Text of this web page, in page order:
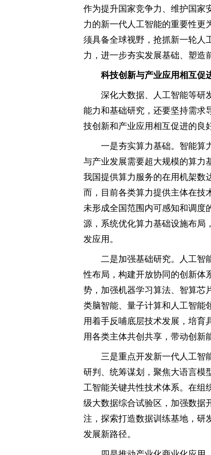
作为提升国家竞争力、维护国家
力的新一代人工智能的重要性更
须具备全球视野，抢抓新一轮人
力，进一步夯实发展基础、塑造
科技创新与产业应用相互促
深化大数据、人工智能等研
能力和基础研究，还要坚持需求
技创新和产业应用相互促进的良
一是夯实算力基础。智能算
与产业发展需要超大规模的算力
我国提供算力服务的在用机架数
而，目前各类算力提供主体在技
未形成全国范围内可感知和调度
源，系统优化算力基础设施布局
发应用。
二是加强基础研究。人工智
性布局，构建开放协同的创新体
势，加强机器学习算法、智算芯
类脑智能、量子计算和人工智能
用着手反哺底层技术发展，培育
用各类主体共创共享，带动创新
三是重点开发新一代人工智
研判、统筹谋划，聚焦大语言模
工智能关键共性技术体系。在组
级大数据综合试验区，加强数据
注，探索打造数据训练基地，研
发展新路径。